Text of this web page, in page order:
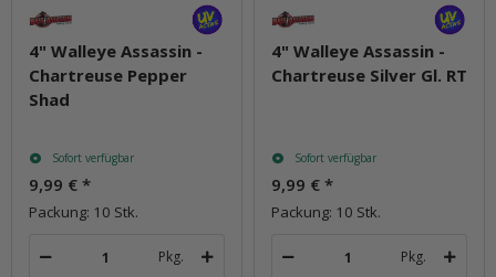
4" Walleye Assassin -
Chartreuse Pepper
Shad
Sofort verfügbar
9,99 € *
Packung: 10 Stk.
Pkg.
4" Walleye Assassin -
Chartreuse Silver Gl. RT
Sofort verfügbar
9,99 € *
Packung: 10 Stk.
Pkg.